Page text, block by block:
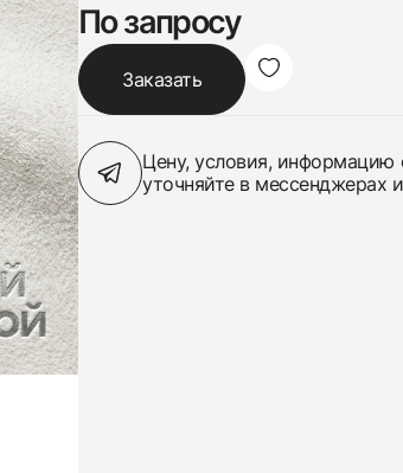
По запросу
Заказать
Цену, условия, информацию
уточняйте в мессенджерах